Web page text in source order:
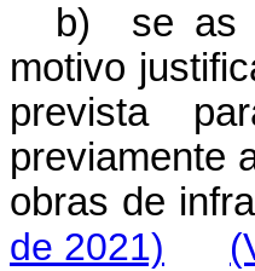
b) se as
motivo
prevista
previamente
obras de
de 2021)